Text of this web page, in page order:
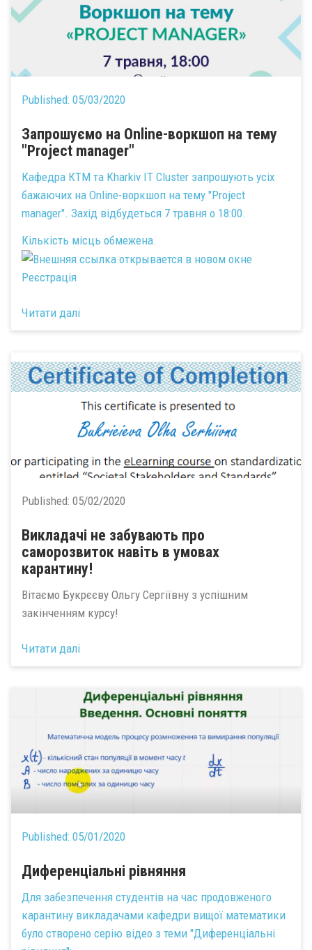
Published: 05/03/2020
Запрошуємо на Online-воркшоп на тему
"Project manager"
Кафедра КТМ та Kharkiv IT Cluster запрошують усіх
бажаючих на Online-воркшоп на тему "Project
manager". Захід відбудеться 7 травня о 18:00.
Кількість місць обмежена.
Реєстрація
Читати далі
Published: 05/02/2020
Викладачі не забувають про
саморозвиток навіть в умовах
карантину!
Вітаємо Букрєєву Ольгу Сергіївну з успішним
закінченням курсу!
Читати далі
Published: 05/01/2020
Диференціальні рівняння
Для забезпечення студентів на час продовженого
карантину викладачами кафедри вищої математики
було створено серію відео з теми "Диференціальні